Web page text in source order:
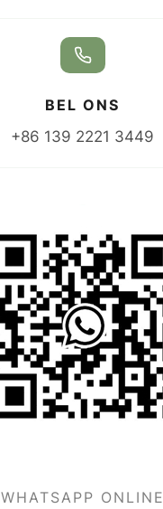
BEL ONS
+86 139 2221 3449
WHATSAPP ONLINE